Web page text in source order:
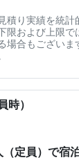
積り実績を統計
限および上限
場合もござい
時）
（定員）で